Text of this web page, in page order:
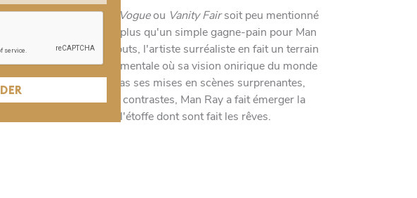
pourHarper's Bazaar Vogueou Vanity Fairsoit peu mentionné
mode s'est révélé être plus qu'un simple gagne-pain pour Man
en était à ses débuts, l'artiste surréaliste en fait un terrain
une dimension expérimentale où sa vision onirique du monde
Que ce soit pas ses mises en scènes surprenantes,
matière de lumière et contrastes, Man Ray a fait émerger la
du vêtement et l'étoffe dont sont fait les rêves.